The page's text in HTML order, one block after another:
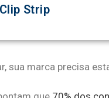
Clip Strip
sua marca precisa